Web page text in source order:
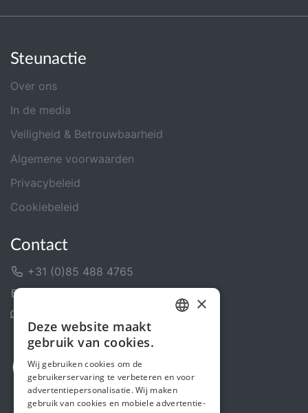
Steunactie
Over ons
In de media
Veiligheid & Betrouwbaarheid
Algemene voorwaarden
Privacybeleid
Cookiebeleid
Contact
+31 (0)85 488 4765
ENGLISH
×
Deze website maakt
gebruik van cookies.
Wij gebruiken cookies om de
gebruikerservaring te verbeteren en voor
advertentiepersonalisatie. Wij maken
gebruik van cookies en mobiele advertentie-